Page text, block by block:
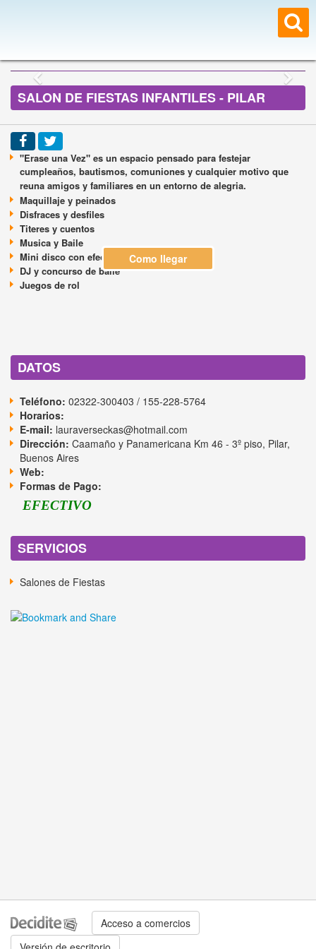
SALON DE FIESTAS INFANTILES - PILAR
"Erase una Vez" es un espacio pensado para festejar
cumpleaños, bautismos, comuniones y cualquier motivo que
reuna amigos y familiares en un entorno de alegria.
Maquillaje y peinados
Disfraces y desfiles
Titeres y cuentos
Musica y Baile
Mini disco con efectos de luces
DJ y concurso de baile
Juegos de rol
DATOS
Teléfono: 02322-300403 / 155-228-5764
Horarios:
E-mail: lauraverseckas@hotmail.com
Dirección: Caamaño y Panamericana Km 46 - 3º piso, Pilar,
Buenos Aires
Web:
Formas de Pago:
EFECTIVO
SERVICIOS
Salones de Fiestas
Como llegar
Acceso a comercios